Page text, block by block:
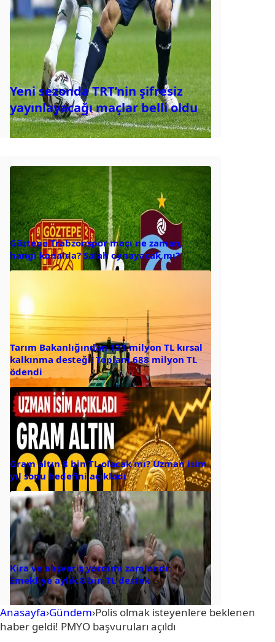
Yeni sezonda TRT’nin şifresiz
yayınlayacağı maçlar belli oldu
Göztepe Trabzonspor maçı ne zaman,
hangi kanalda? Salah oynayacak mı?
Tarım Bakanlığından 131 milyon TL kırsal
kalkınma desteği: Toplam 688 milyon TL
ödendi
Gram altın 8 bin TL olacak mı? Uzman isim
yıl sonu hedefini açıkladı
Kira ve alışveriş yardımı zamlandı:
Emekliye aylık 8 bin TL destek
Anasayfa›Gündem›Polis olmak isteyenlere beklenen
haber geldi! PMYO başvuruları açıldı